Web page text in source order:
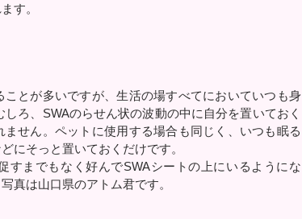
す。
とが多いですが、生活の場すべてにおいていつも身
ろ、SWAのらせん状の波動の中に自分を置いておく
せん。ペットに使用する場合も同じく、いつも眠る
にそっと置いておくだけです。
すまでもなく好んでSWAシートの上にいるようにな
真は山口県のアトム君です。